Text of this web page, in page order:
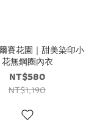
花無鋼圈內衣
NT$580
NT$1,190